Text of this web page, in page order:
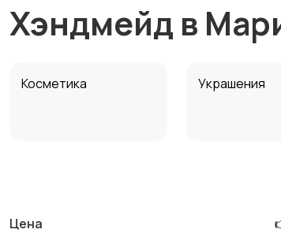
Хэндмейд в
Косметика Украшения
Цена